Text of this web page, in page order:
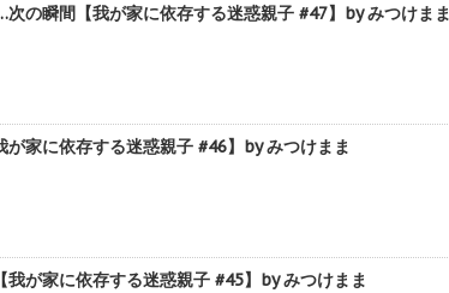
の瞬間【我が家に依存する迷惑親子 #47】by みつけまま
家に依存する迷惑親子 #46】by みつけまま
が家に依存する迷惑親子 #45】by みつけまま